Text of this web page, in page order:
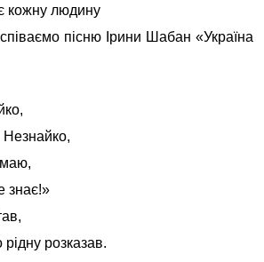
кожну людину
пісню Ірини Шабан «Україна
Незнайко,
маю,
знає!»
розказав.